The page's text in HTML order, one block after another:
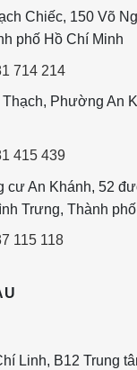
Chiếc, 150 Võ
phố Hồ Chí Minh
714 214
Phường An
415 439
cư An Khánh, 52
Trưng, Thành
115 118
Linh, B12 Trung